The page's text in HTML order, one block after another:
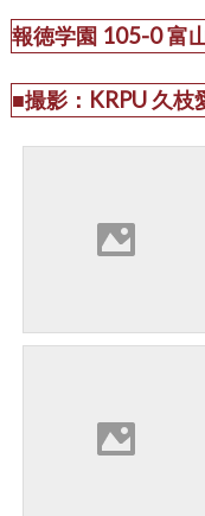
報徳学園 105-0 富
■撮影：KRPU 久枝